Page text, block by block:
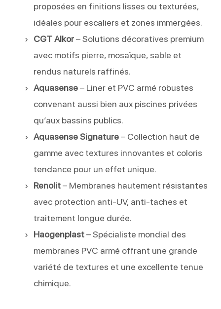
proposées en finitions lisses ou texturées,
idéales pour escaliers et zones immergées.
CGT Alkor– Solutions décoratives premium
avec motifs pierre, mosaïque, sable et
rendus naturels raffinés.
Aquasense– Liner et PVC armé robustes
convenant aussi bien aux piscines privées
qu’aux bassins publics.
Aquasense Signature– Collection haut de
gamme avec textures innovantes et coloris
tendance pour un effet unique.
Renolit– Membranes hautement résistantes
avec protection anti-UV, anti-taches et
traitement longue durée.
Haogenplast– Spécialiste mondial des
membranes PVC armé offrant une grande
variété de textures et une excellente tenue
chimique.